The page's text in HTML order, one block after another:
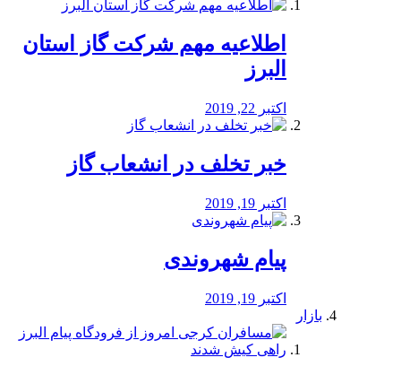
️اطلاعیه مهم شرکت گاز استان
البرز
اکتبر 22, 2019
خبر تخلف در انشعاب گاز
اکتبر 19, 2019
پیام شهروندی
اکتبر 19, 2019
بازار